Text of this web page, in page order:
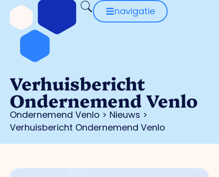
navigatie
Verhuisbericht
Ondernemend Venlo
Ondernemend Venlo > Nieuws >
Verhuisbericht Ondernemend Venlo